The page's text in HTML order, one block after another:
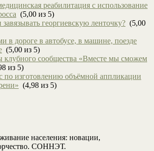
реабилитация с использование
(5,00 из 5)
георгиевскую ленточку? (5,00
в дороге в автобусе, в машине, поезде
(5,00 из 5)
клубного сообщества «Вместе мы сможем
из 5)
по изготовлению объёмной аппликации
(4,98 из 5)
населения: новации,
СОННЭТ.